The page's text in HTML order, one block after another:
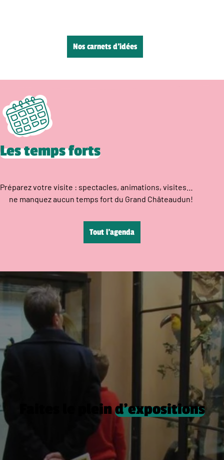
Nos carnets d’idées
Les temps forts
Préparez votre visite : spectacles, animations, visites…
ne manquez aucun temps fort du Grand Châteaudun!
Tout l’agenda
Faites le pleind’expositions